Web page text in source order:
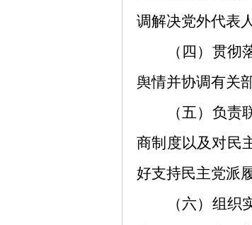
调解决党外代表
（四）贯
舆情并协调有关
（五）负
商制度以及对民
好支持民主党派
（六）组